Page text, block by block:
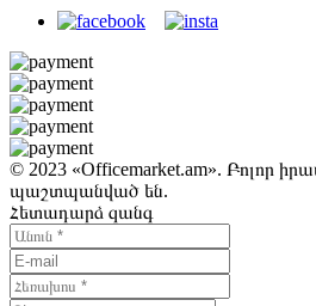
© 2023 «Officemarket.am». Բոլոր
պաշտպանված են.
Հետադարձ զանգ